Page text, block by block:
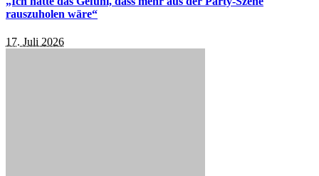
rauszuholen wäre“
17. Juli 2026